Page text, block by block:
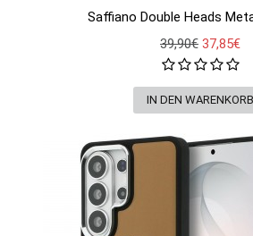
Saffiano Double Heads
39,90€ 37,85€